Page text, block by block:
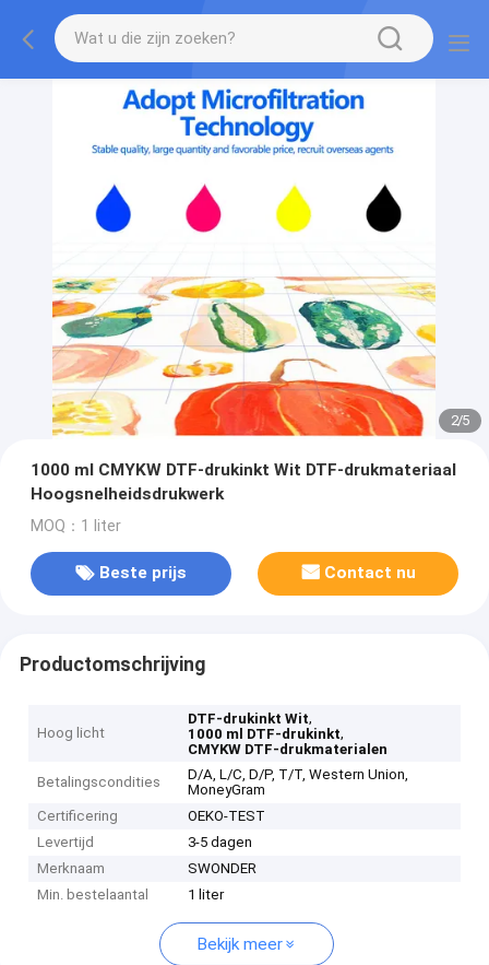
2/5
1000 ml CMYKW DTF-drukinkt Wit DTF-drukmateriaal
Hoogsnelheidsdrukwerk
MOQ：1 liter
Beste prijs Contact nu
Productomschrijving
Hoog licht
DTF-drukinkt Wit,
1000 ml DTF-drukinkt,
CMYKW DTF-drukmaterialen
Betalingscondities
D/A, L/C, D/P, T/T, Western Union,
MoneyGram
Certificering
OEKO-TEST
Levertijd
3-5 dagen
Merknaam
SWONDER
Min. bestelaantal
1 liter
Bekijk meer